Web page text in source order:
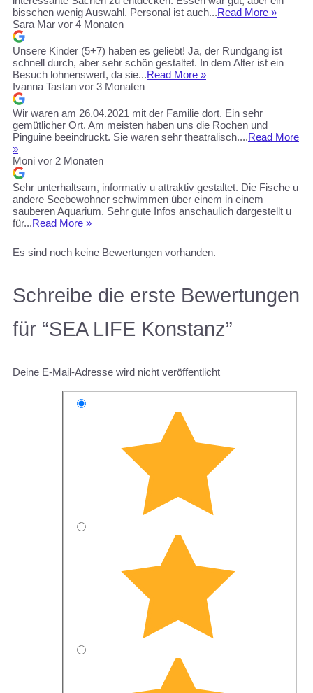
bisschen wenig Auswahl. Personal ist auch...Read More »
Sara Mar vor 4 Monaten
Unsere Kinder (5+7) haben es geliebt! Ja, der Rundgang ist
schnell durch, aber sehr schön gestaltet. In dem Alter ist ein
Besuch lohnenswert, da sie...Read More »
Ivanna Tastan vor 3 Monaten
Wir waren am 26.04.2021 mit der Familie dort. Ein sehr
gemütlicher Ort. Am meisten haben uns die Rochen und
Pinguine beeindruckt. Sie waren sehr theatralisch....Read More
»
Moni vor 2 Monaten
Sehr unterhaltsam, informativ u attraktiv gestaltet. Die Fische u
andere Seebewohner schwimmen über einem in einem
sauberen Aquarium. Sehr gute Infos anschaulich dargestellt u
für...Read More »
Es sind noch keine Bewertungen vorhanden.
Schreibe die erste Bewertungen
für “SEA LIFE Konstanz”
Deine E-Mail-Adresse wird nicht veröffentlicht